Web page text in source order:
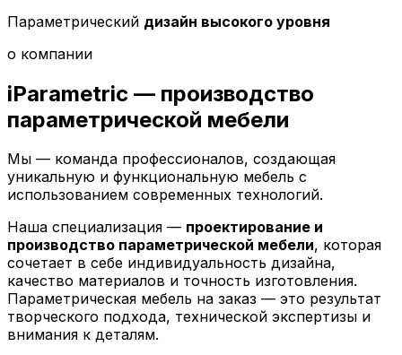
Параметрический дизайн высокого уровня
о компании
iParametric — производство
параметрической мебели
Мы — команда профессионалов, создающая
уникальную и функциональную мебель с
использованием современных технологий.
Наша специализация — проектирование и
производство параметрической мебели, которая
сочетает в себе индивидуальность дизайна,
качество материалов и точность изготовления.
Параметрическая мебель на заказ — это результат
творческого подхода, технической экспертизы и
внимания к деталям.